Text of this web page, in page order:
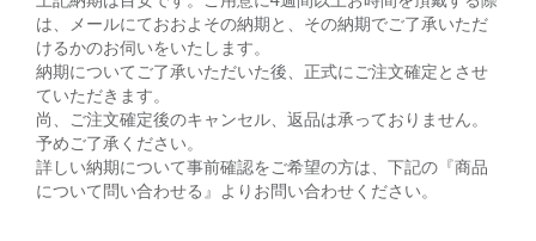
は、メールにておおよその納期と、その納期でご了承いただ
けるかのお伺いをいたします。
納期についてご了承いただいた後、正式にご注文確定とさせ
ていただきます。
尚、ご注文確定後のキャンセル、返品は承っておりません。
予めご了承ください。
詳しい納期について事前確認をご希望の方は、下記の『商品
について問い合わせる』よりお問い合わせください。